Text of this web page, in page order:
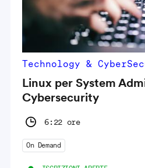
Technology &
Linux per System
Cybersecurity
6:22 ore
On Demand